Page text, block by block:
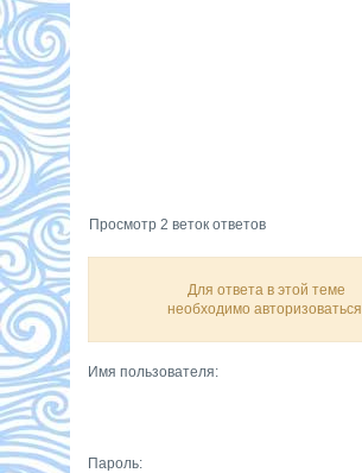
Просмотр 2 веток ответов
Для ответа в этой теме
необходимо авторизоваться.
Имя пользователя:
Пароль: